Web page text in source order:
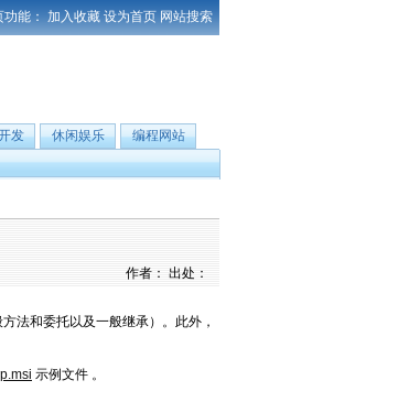
功能： 加入收藏 设为首页 网站搜索
发 休闲娱乐
编程网站
作者： 出处：
法和委托以及一般继承）。此外，
示例文件 。